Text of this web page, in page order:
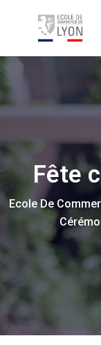
Fête
Ecole De